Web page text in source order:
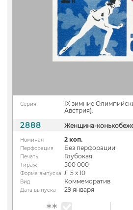
Серия
IX зимние
Австрия).
2888 Женщина-
Номинал 2 коп.
Перфорация Без перфорации
Печать Глубокая
Тираж 500 000
Форма выпуска Л 5 х 10
Вид Коммеморатив
Дата выпуска 29 января